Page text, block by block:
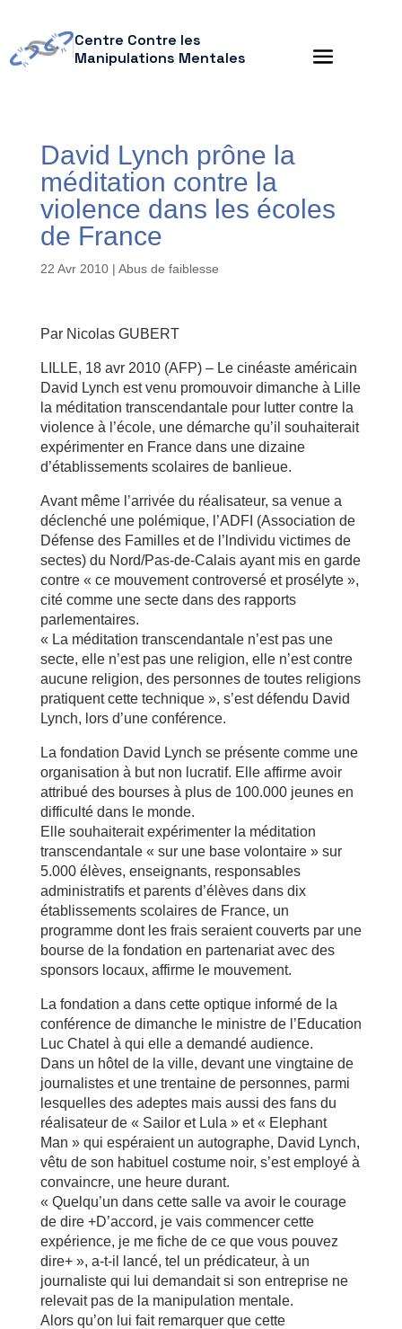
Centre Contre les
Manipulations Mentales
David Lynch prône la
méditation contre la
violence dans les écoles
de France
22 Avr 2010| Abus de faiblesse
Par Nicolas GUBERT
LILLE, 18 avr 2010 (AFP) – Le cinéaste américain
David Lynch est venu promouvoir dimanche à Lille
la méditation transcendantale pour lutter contre la
violence à l’école, une démarche qu’il souhaiterait
expérimenter en France dans une dizaine
d’établissements scolaires de banlieue.
Avant même l’arrivée du réalisateur, sa venue a
déclenché une polémique, l’ADFI (Association de
Défense des Familles et de l’lndividu victimes de
sectes) du Nord/Pas-de-Calais ayant mis en garde
contre « ce mouvement controversé et prosélyte »,
cité comme une secte dans des rapports
parlementaires.
« La méditation transcendantale n’est pas une
secte, elle n’est pas une religion, elle n’est contre
aucune religion, des personnes de toutes religions
pratiquent cette technique », s’est défendu David
Lynch, lors d’une conférence.
La fondation David Lynch se présente comme une
organisation à but non lucratif. Elle affirme avoir
attribué des bourses à plus de 100.000 jeunes en
difficulté dans le monde.
Elle souhaiterait expérimenter la méditation
transcendantale « sur une base volontaire » sur
5.000 élèves, enseignants, responsables
administratifs et parents d’élèves dans dix
établissements scolaires de France, un
programme dont les frais seraient couverts par une
bourse de la fondation en partenariat avec des
sponsors locaux, affirme le mouvement.
La fondation a dans cette optique informé de la
conférence de dimanche le ministre de l’Education
Luc Chatel à qui elle a demandé audience.
Dans un hôtel de la ville, devant une vingtaine de
journalistes et une trentaine de personnes, parmi
lesquelles des adeptes mais aussi des fans du
réalisateur de « Sailor et Lula » et « Elephant
Man » qui espéraient un autographe, David Lynch,
vêtu de son habituel costume noir, s’est employé à
convaincre, une heure durant.
« Quelqu’un dans cette salle va avoir le courage
de dire +D’accord, je vais commencer cette
expérience, je me fiche de ce que vous pouvez
dire+ », a-t-il lancé, tel un prédicateur, à un
journaliste qui lui demandait si son entreprise ne
relevait pas de la manipulation mentale.
Alors qu’on lui fait remarquer que cette